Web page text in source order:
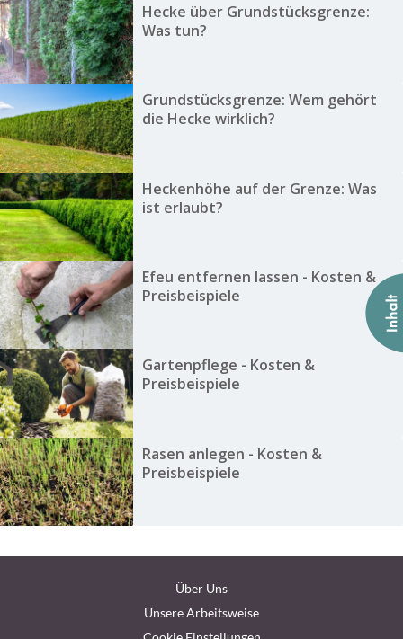
Hecke über Grundstücksgrenze:
Was tun?
Grundstücksgrenze: Wem gehört
die Hecke wirklich?
Heckenhöhe auf der Grenze: Was
ist erlaubt?
Efeu entfernen lassen - Kosten &
Preisbeispiele
Gartenpflege - Kosten &
Preisbeispiele
Rasen anlegen - Kosten &
Preisbeispiele
Über Uns
Unsere Arbeitsweise